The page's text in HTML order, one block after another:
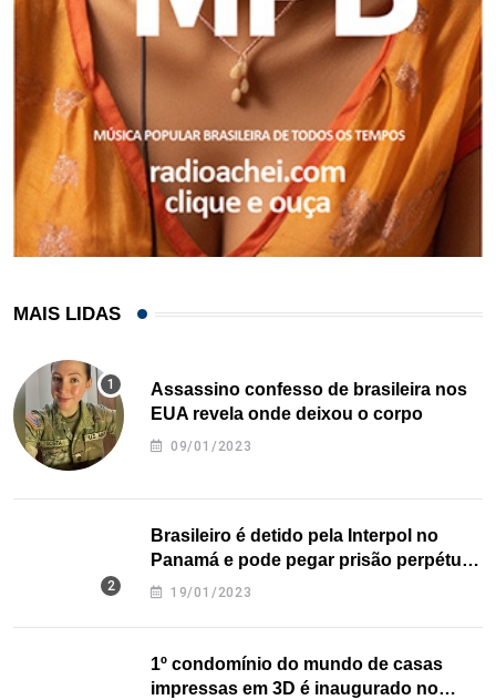
MAIS LIDAS
Assassino confesso de brasileira nos
EUA revela onde deixou o corpo
09/01/2023
Brasileiro é detido pela Interpol no
Panamá e pode pegar prisão perpétua
nos EUA
19/01/2023
1º condomínio do mundo de casas
impressas em 3D é inaugurado no